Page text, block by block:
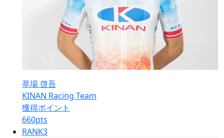
草場 啓吾
KINAN Racing Team
獲得ポイント
660pts
RANK3